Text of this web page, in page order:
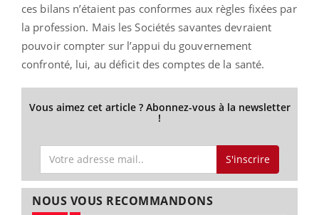
ces bilans n’étaient pas conformes aux règles fixées par
la profession. Mais les Sociétés savantes devraient
pouvoir compter sur l’appui du gouvernement
confronté, lui, au déficit des comptes de la santé.
Vous aimez cet article ? Abonnez-vous à la newsletter
!
S'inscrire
NOUS VOUS RECOMMANDONS